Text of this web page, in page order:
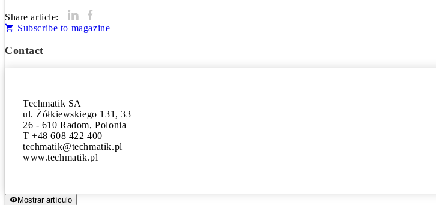
Share article:
Subscribe to magazine
Contact
Techmatik SA
ul. Żółkiewskiego 131, 33
26 - 610 Radom, Polonia
T +48 608 422 400
techmatik@techmatik.pl
www.techmatik.pl
Mostrar artículo